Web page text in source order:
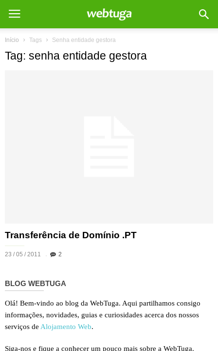
Início Tags Senha entidade gestora
Tag: senha entidade gestora
Transferência de Domínio .PT
23 / 05 / 2011 2
BLOG WEBTUGA
Olá! Bem-vindo ao blog da WebTuga. Aqui partilhamos consigo
informações, novidades, guias e curiosidades acerca dos nossos
serviços de Alojamento Web.
Siga-nos e fique a conhecer um pouco mais sobre a WebTuga.